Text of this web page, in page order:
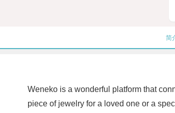
简
Weneko is a wonderful platform that
piece of jewelry for a loved one or a